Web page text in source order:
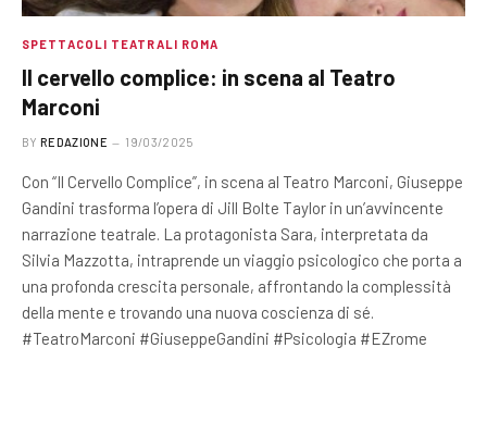
SPETTACOLI TEATRALI ROMA
Il cervello complice: in scena al Teatro
Marconi
BY REDAZIONE 19/03/2025
Con “Il Cervello Complice”, in scena al Teatro Marconi, Giuseppe
Gandini trasforma l’opera di Jill Bolte Taylor in un’avvincente
narrazione teatrale. La protagonista Sara, interpretata da
Silvia Mazzotta, intraprende un viaggio psicologico che porta a
una profonda crescita personale, affrontando la complessità
della mente e trovando una nuova coscienza di sé.
#TeatroMarconi #GiuseppeGandini #Psicologia #EZrome